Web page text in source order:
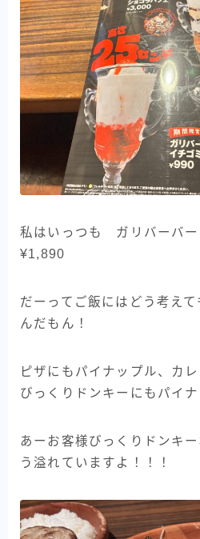
私はいっつも ガリバーバー
¥1,890
だーってご飯にはどう考え
んだもん！
ピザにもパイナップル、カ
びっくりドンキーにもパイナ
あーお客様びっくりドンキ
う溢れていますよ！！！